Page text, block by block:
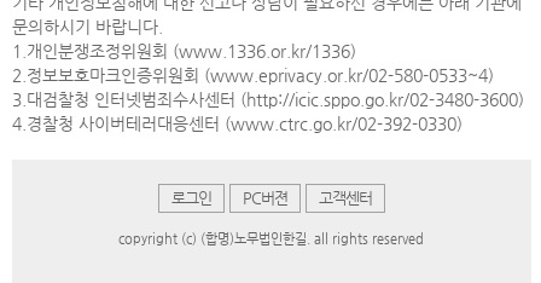
문의하시기 바랍니다.
1.개인분쟁조정위원회 (www.1336.or.kr/1336)
2.정보보호마크인증위원회 (www.eprivacy.or.kr/02-580-0533~4)
3.대검찰청 인터넷범죄수사센터 (http://icic.sppo.go.kr/02-3480-3600)
4.경찰청 사이버테러대응센터 (www.ctrc.go.kr/02-392-0330)
로그인 PC버젼 고객센터
copyright (c) (합명)노무법인한길. all rights reserved